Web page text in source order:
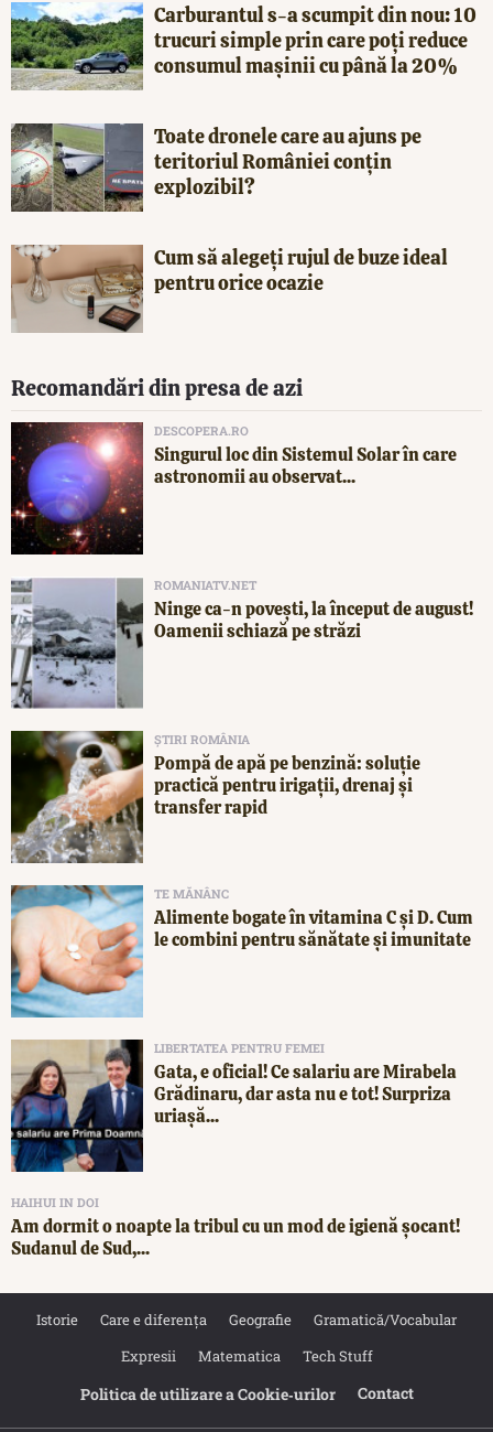
Carburantul s-a scumpit din nou: 10
trucuri simple prin care poți reduce
consumul mașinii cu până la 20%
Toate dronele care au ajuns pe
teritoriul României conțin
explozibil?
Cum să alegeți rujul de buze ideal
pentru orice ocazie
Recomandări din presa de azi
DESCOPERA.RO
Singurul loc din Sistemul Solar în care
astronomii au observat...
ROMANIATV.NET
Ninge ca-n povești, la început de august!
Oamenii schiază pe străzi
ȘTIRI ROMÂNIA
Pompă de apă pe benzină: soluție
practică pentru irigații, drenaj și
transfer rapid
TE MĂNÂNC
Alimente bogate în vitamina C și D. Cum
le combini pentru sănătate și imunitate
LIBERTATEA PENTRU FEMEI
Gata, e oficial! Ce salariu are Mirabela
Grădinaru, dar asta nu e tot! Surpriza
uriașă...
HAIHUI IN DOI
Am dormit o noapte la tribul cu un mod de igienă șocant!
Sudanul de Sud,...
Istorie Care e diferența Geografie
Gramatică/Vocabular
Expresii
Matematica Tech Stuff
Politica de utilizare a Cookie‐urilor Contact